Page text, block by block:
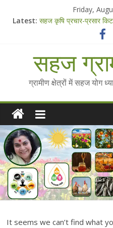
Friday,
Latest: सहज कृषि प्रचार-प्रसार किट
Standee Designs @
Chalo Gaon Ki Or
Collected Talks on
सहज
ग्रामीण क्षेत्रों में सहज योग
It seems we can’t find what